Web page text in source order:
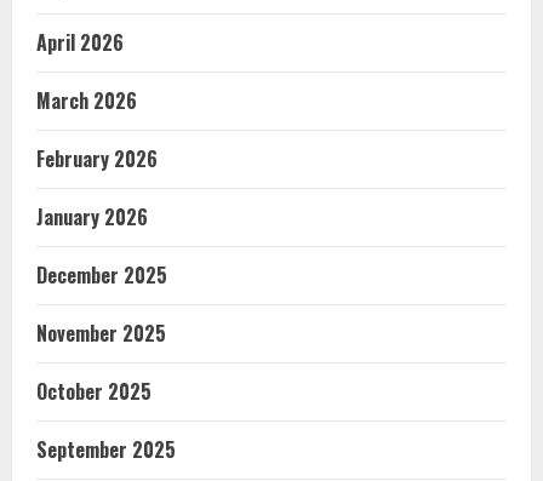
April 2026
March 2026
February 2026
January 2026
December 2025
November 2025
October 2025
September 2025